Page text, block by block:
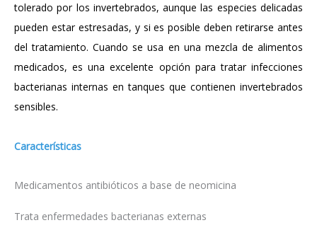
tolerado por los invertebrados, aunque las especies delicadas
pueden estar estresadas, y si es posible deben retirarse antes
del tratamiento.Cuando se usa en una mezcla de alimentos
medicados, es una excelente opción para tratar infecciones
bacterianas internas en tanques que contienen invertebrados
sensibles.
Características
Medicamentos antibióticos a base de neomicina
Trata enfermedades bacterianas externas